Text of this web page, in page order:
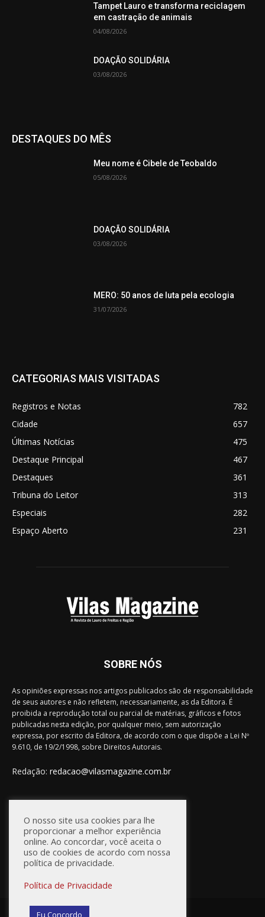
Tampet Lauro e transforma reciclagem
em castração de animais
04/08/2026
DOAÇÃO SOLIDÁRIA
03/08/2026
DESTAQUES DO MÊS
Meu nome é Cibele de Teobaldo
05/08/2026
DOAÇÃO SOLIDÁRIA
03/08/2026
MERO: 50 anos de luta pela ecologia
31/07/2026
CATEGORIAS MAIS VISITADAS
Registros e Notas
782
Cidade
657
Últimas Notícias
475
Destaque Principal
467
Destaques
361
Tribuna do Leitor
313
Especiais
282
Espaço Aberto
231
SOBRE NÓS
As opiniões expressas nos artigos publicados são de responsabilidade
de seus autores e não refletem, necessariamente, as da Editora. É
proibida a reprodução total ou parcial de matérias, gráficos e fotos
publicadas nesta edição, por qualquer meio, sem autorização
expressa, por escrito da Editora, de acordo com o que dispõe a Lei Nº
9.610, de 19/2/1998, sobre Direitos Autorais.
Redação: redacao@vilasmagazine.com.br
FIQUE CONECTADO
© Vilas Magazine / Site Desenvolvido por:
O nosso site usa cookies para lhe
proporcionar a melhor experiência
online. Ao concordar, você aceita o
uso de cookies de acordo com nossa
política de privacidade.
Política de Privacidade
Eu Concordo